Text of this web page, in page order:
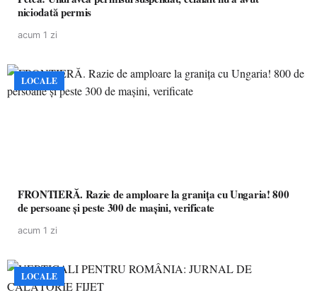
niciodată permis
acum 1 zi
LOCALE
FRONTIERĂ. Razie de amploare la granița cu Ungaria! 800
de persoane și peste 300 de mașini, verificate
acum 1 zi
LOCALE